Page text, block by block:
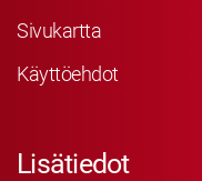
Sivukartta
Käyttöehdot
Lisätiedot